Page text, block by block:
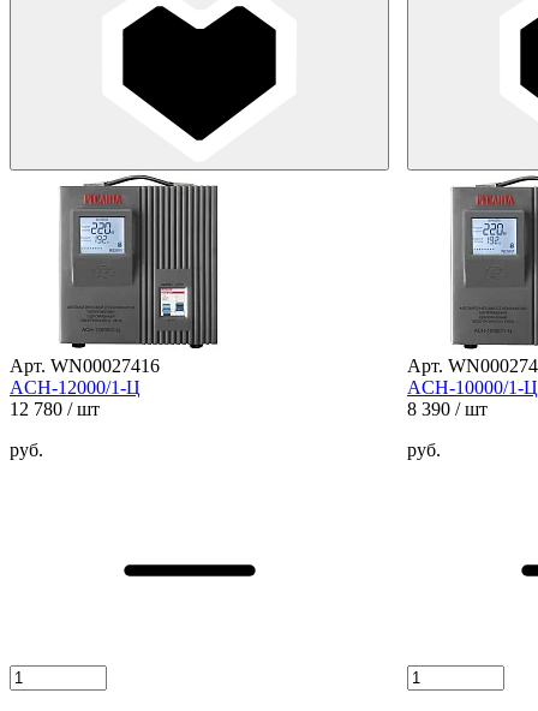
Арт. WN00027416
ACH-12000/1-Ц
12 780 / шт
руб.
Арт.
ACH-10000/1-Ц
8 390 / шт
руб.